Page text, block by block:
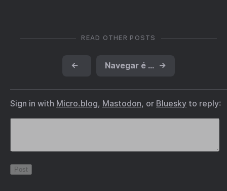
READ OTHER POSTS
← Navegar é preciso →
Sign in with Micro.blog, Mastodon, or Bluesky to reply: